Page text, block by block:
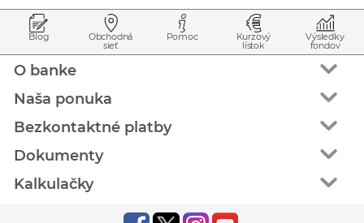
Blog Obchodná
sieť
Pomoc Kurzový
lístok
Výsledky
fondov
O banke
Naša ponuka
Bezkontaktné platby
Dokumenty
Kalkulačky